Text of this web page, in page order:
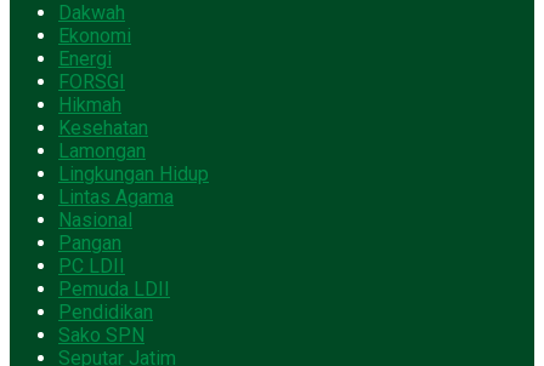
Dakwah
Ekonomi
Energi
FORSGI
Hikmah
Kesehatan
Lamongan
Lingkungan Hidup
Lintas Agama
Nasional
Pangan
PC LDII
Pemuda LDII
Pendidikan
Sako SPN
Seputar Jatim